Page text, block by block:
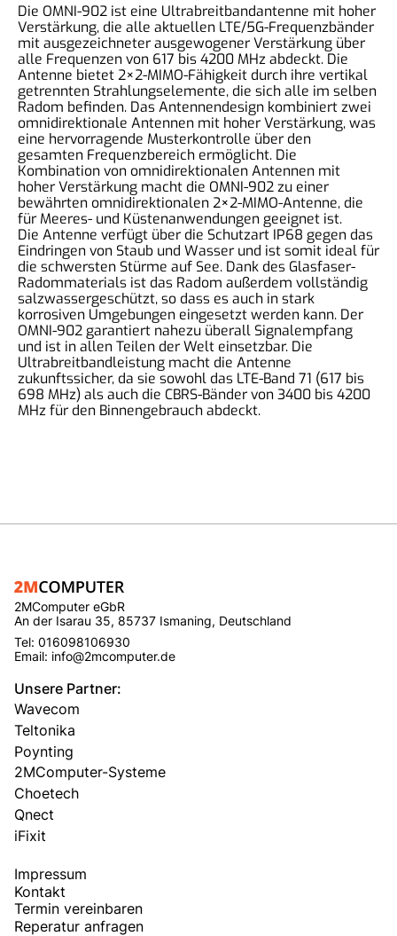
Die OMNI-902 ist eine Ultrabreitbandantenne mit hoher
Verstärkung, die alle aktuellen LTE/5G-Frequenzbänder
mit ausgezeichneter ausgewogener Verstärkung über
alle Frequenzen von 617 bis 4200 MHz abdeckt. Die
Antenne bietet 2×2-MIMO-Fähigkeit durch ihre vertikal
getrennten Strahlungselemente, die sich alle im selben
Radom befinden. Das Antennendesign kombiniert zwei
omnidirektionale Antennen mit hoher Verstärkung, was
eine hervorragende Musterkontrolle über den
gesamten Frequenzbereich ermöglicht. Die
Kombination von omnidirektionalen Antennen mit
hoher Verstärkung macht die OMNI-902 zu einer
bewährten omnidirektionalen 2×2-MIMO-Antenne, die
für Meeres- und Küstenanwendungen geeignet ist.
Die Antenne verfügt über die Schutzart IP68 gegen das
Eindringen von Staub und Wasser und ist somit ideal für
die schwersten Stürme auf See. Dank des Glasfaser-
Radommaterials ist das Radom außerdem vollständig
salzwassergeschützt, so dass es auch in stark
korrosiven Umgebungen eingesetzt werden kann. Der
OMNI-902 garantiert nahezu überall Signalempfang
und ist in allen Teilen der Welt einsetzbar. Die
Ultrabreitbandleistung macht die Antenne
zukunftssicher, da sie sowohl das LTE-Band 71 (617 bis
698 MHz) als auch die CBRS-Bänder von 3400 bis 4200
MHz für den Binnengebrauch abdeckt.
2MComputer eGbR
An der Isarau 35, 85737 Ismaning, Deutschland
Tel: 016098106930
Email: info@2mcomputer.de
Unsere Partner:
Wavecom
Teltonika
Poynting
2MComputer-Systeme
Choetech
Qnect
iFixit
Impressum
Kontakt
Termin vereinbaren
Reperatur anfragen